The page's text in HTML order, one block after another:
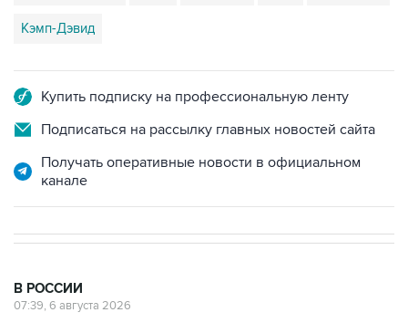
Кэмп-Дэвид
Купить подписку на профессиональную ленту
Подписаться на рассылку главных новостей сайта
Получать оперативные новости в официальном
канале
В РОССИИ
07:39, 6 августа 2026